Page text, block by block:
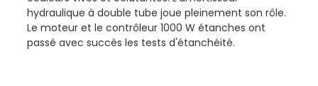
hydraulique à double tube joue pleinement son rôle.
Le moteur et le contrôleur 1000 W étanches ont
passé avec succès les tests d'étanchéité.